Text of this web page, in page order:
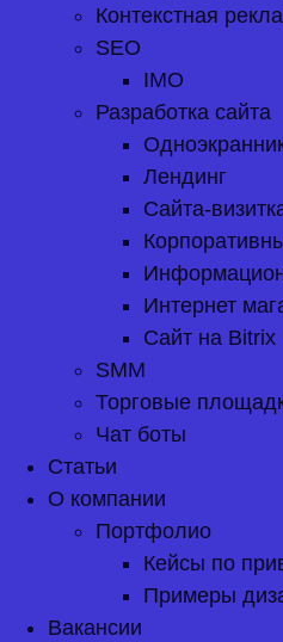
Контекстная
SEO
IMO
Разработка сайта
Лендинг
Сайта-
Интернет
Сайт на Bitrix
SMM
Торговые
Чат боты
Статьи
О компании
Портфолио
Кейсы по
Примеры
Вакансии